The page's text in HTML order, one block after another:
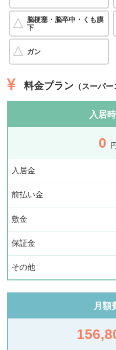
脳梗塞・脳卒中・くも膜
下
ガン
料金プラン （スーパ
入居
0
入居金
前払い金
敷金
保証金
その他
月額